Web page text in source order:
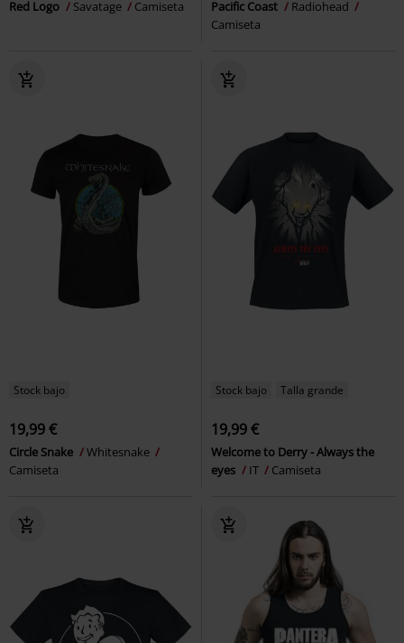
Red Logo Savatage Camiseta Pacific Coast
Radiohead
Camiseta
Stock bajo
19,99 €
Circle Snake
Whitesnake
Camiseta
Stock bajo Talla grande
19,99 €
Welcome to Derry - Always the
eyes
IT Camiseta